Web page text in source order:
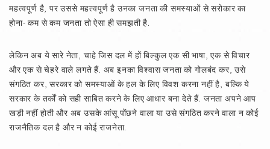
महत्वपूर्ण है, पर उससे महत्वपूर्ण है उनका जनता की समस्याओं से सरोकार का
होना- कम से कम जनता तो ऐसा ही समझती है.
लेकिन अब ये सारे नेता, चाहे जिस दल में हों बिल्कुल एक सी भाषा, एक से विचार
और एक से चेहरे वाले लगते हैं. अब इनका विश्वास जनता को गोलबंद कर, उसे
संगठित कर, सरकार को समस्याओं के हल के लिए विवश करना नहीं है, बल्कि ये
सरकार के तर्कों को सही साबित करने के लिए आधार बना देते हैं. जनता अपने आप
खड़ी नहीं होती और अब उसके आंसू पोंछने वाला या उसे संगठित करने वाला न कोई
राजनैतिक दल है और न कोई राजनेता.